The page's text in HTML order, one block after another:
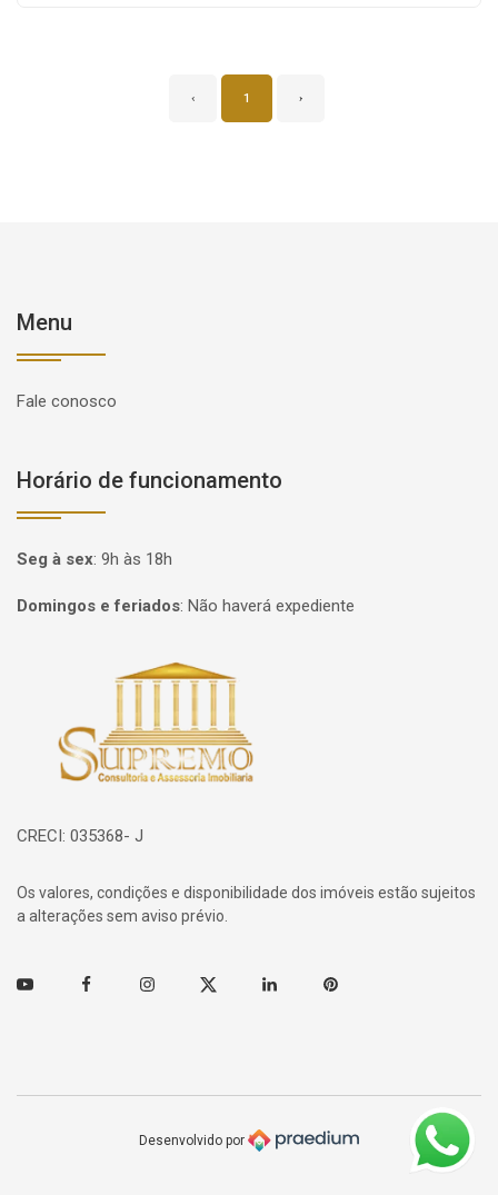
‹ 1 ›
Menu
Fale conosco
Horário de funcionamento
Seg à sex: 9h às 18h
Domingos e feriados: Não haverá expediente
Página inicial
CRECI: 035368- J
Os valores, condições e disponibilidade dos imóveis estão sujeitos
a alterações sem aviso prévio.
Youtube FacebookInstagramTwitter Linkedin Pinterest
Desenvolvido por